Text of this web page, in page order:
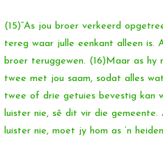
(15)”As jou broer verkeerd
tereg waar julle eenkant alleen is.
broer teruggewen. (16)Maar as hy
twee met jou saam, sodat alles
twee of drie getuies bevestig kan
luister nie, sê dit vir die
luister nie, moet jy hom as ’n